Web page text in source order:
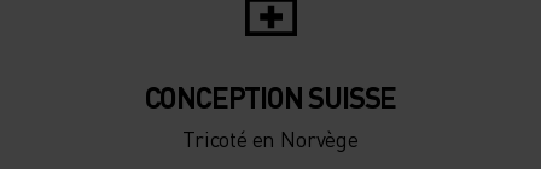
CONCEPTION SUISSE
Tricoté en Norvège